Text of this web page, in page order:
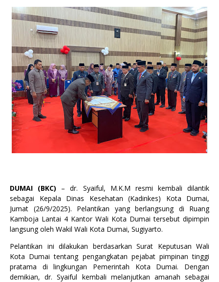
DUMAI (BKC) – dr. Syaiful, M.K.M resmi kembali dilantik
sebagai Kepala Dinas Kesehatan (Kadinkes) Kota Dumai,
Jumat (26/9/2025). Pelantikan yang berlangsung di Ruang
Kamboja Lantai 4 Kantor Wali Kota Dumai tersebut dipimpin
langsung oleh Wakil Wali Kota Dumai, Sugiyarto.
Pelantikan ini dilakukan berdasarkan Surat Keputusan Wali
Kota Dumai tentang pengangkatan pejabat pimpinan tinggi
pratama di lingkungan Pemerintah Kota Dumai. Dengan
demikian, dr. Syaiful kembali melanjutkan amanah sebagai